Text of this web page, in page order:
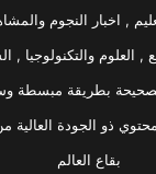
, اخبار النجوم
, العلوم والتكنولوجيا
بطريقة مبسطة
ذو الجودة العالية
بقاع العالم